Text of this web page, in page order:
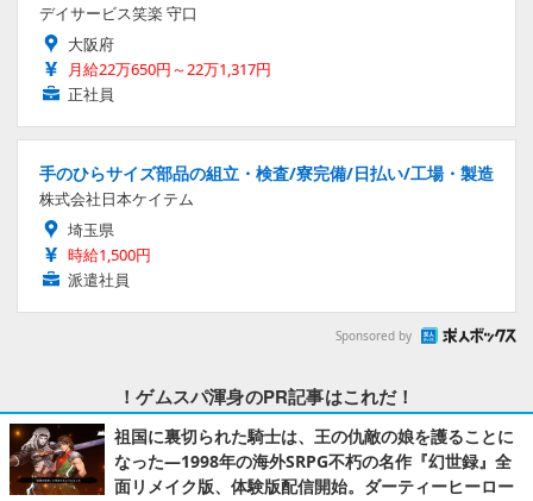
デイサービス笑楽 守口
大阪府
月給22万650円～22万1,317円
正社員
手のひらサイズ部品の組立・検査/寮完備/日払い/工場・製造
株式会社日本ケイテム
埼玉県
時給1,500円
派遣社員
Sponsored by
！ゲムスパ渾身のPR記事はこれだ！
祖国に裏切られた騎士は、王の仇敵の娘を護ることに
なった―1998年の海外SRPG不朽の名作『幻世録』全
面リメイク版、体験版配信開始。ダーティーヒーロー